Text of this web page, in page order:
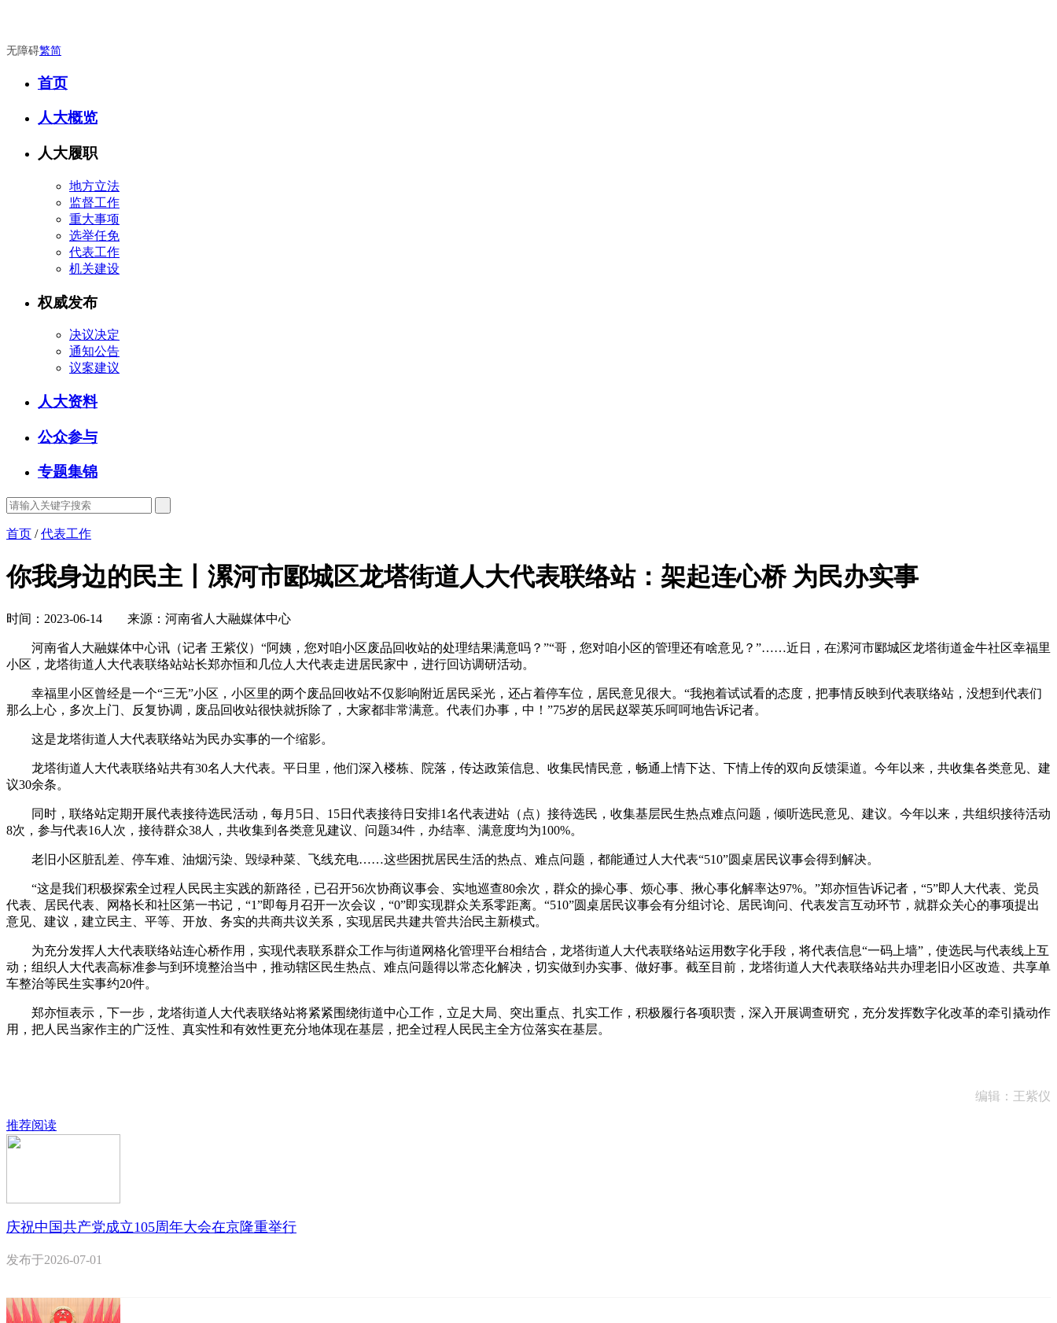
无障碍繁简
首页
人大概览
人大履职
地方立法
监督工作
重大事项
选举任免
代表工作
机关建设
权威发布
决议决定
通知公告
议案建议
人大资料
公众参与
专题集锦
首页 /代表工作
你我身边的民主丨漯河市郾城区龙塔街道人大代表联络站：架起连心桥 为民办实事
时间：2023-06-14 来源：河南省人大融媒体中心
河南省人大融媒体中心讯（记者 王紫仪）“阿姨，您对咱小区废品回收站的处理结果满意吗？”“哥，您对咱小区的管理还有啥意见？”……近日，在漯河市郾城区龙塔街道金牛社区幸福里
小区，龙塔街道人大代表联络站站长郑亦恒和几位人大代表走进居民家中，进行回访调研活动。
幸福里小区曾经是一个“三无”小区，小区里的两个废品回收站不仅影响附近居民采光，还占着停车位，居民意见很大。“我抱着试试看的态度，把事情反映到代表联络站，没想到代表们
那么上心，多次上门、反复协调，废品回收站很快就拆除了，大家都非常满意。代表们办事，中！”75岁的居民赵翠英乐呵呵地告诉记者。
这是龙塔街道人大代表联络站为民办实事的一个缩影。
龙塔街道人大代表联络站共有30名人大代表。平日里，他们深入楼栋、院落，传达政策信息、收集民情民意，畅通上情下达、下情上传的双向反馈渠道。今年以来，共收集各类意见、建
议30余条。
同时，联络站定期开展代表接待选民活动，每月5日、15日代表接待日安排1名代表进站（点）接待选民，收集基层民生热点难点问题，倾听选民意见、建议。今年以来，共组织接待活动
8次，参与代表16人次，接待群众38人，共收集到各类意见建议、问题34件，办结率、满意度均为100%。
老旧小区脏乱差、停车难、油烟污染、毁绿种菜、飞线充电……这些困扰居民生活的热点、难点问题，都能通过人大代表“510”圆桌居民议事会得到解决。
“这是我们积极探索全过程人民民主实践的新路径，已召开56次协商议事会、实地巡查80余次，群众的操心事、烦心事、揪心事化解率达97%。”郑亦恒告诉记者，“5”即人大代表、党员
代表、居民代表、网格长和社区第一书记，“1”即每月召开一次会议，“0”即实现群众关系零距离。“510”圆桌居民议事会有分组讨论、居民询问、代表发言互动环节，就群众关心的事项提出
意见、建议，建立民主、平等、开放、务实的共商共议关系，实现居民共建共管共治民主新模式。
为充分发挥人大代表联络站连心桥作用，实现代表联系群众工作与街道网格化管理平台相结合，龙塔街道人大代表联络站运用数字化手段，将代表信息“一码上墙”，使选民与代表线上互
动；组织人大代表高标准参与到环境整治当中，推动辖区民生热点、难点问题得以常态化解决，切实做到办实事、做好事。截至目前，龙塔街道人大代表联络站共办理老旧小区改造、共享单
车整治等民生实事约20件。
郑亦恒表示，下一步，龙塔街道人大代表联络站将紧紧围绕街道中心工作，立足大局、突出重点、扎实工作，积极履行各项职责，深入开展调查研究，充分发挥数字化改革的牵引撬动作
用，把人民当家作主的广泛性、真实性和有效性更充分地体现在基层，把全过程人民民主全方位落实在基层。
编辑：王紫仪
推荐阅读
庆祝中国共产党成立105周年大会在京隆重举行
发布于2026-07-01